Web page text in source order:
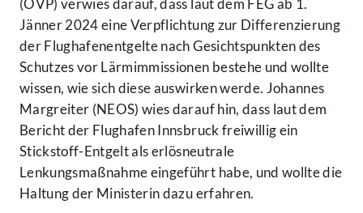
(ÖVP) verwies darauf, dass laut dem FEG ab 1.
Jänner 2024 eine Verpflichtung zur Differenzierung
der Flughafenentgelte nach Gesichtspunkten des
Schutzes vor Lärmimmissionen bestehe und wollte
wissen, wie sich diese auswirken werde. Johannes
Margreiter (NEOS) wies darauf hin, dass laut dem
Bericht der Flughafen Innsbruck freiwillig ein
Stickstoff-Entgelt als erlösneutrale
Lenkungsmaßnahme eingeführt habe, und wollte die
Haltung der Ministerin dazu erfahren.